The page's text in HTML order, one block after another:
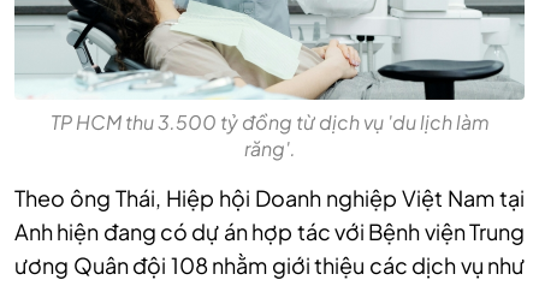
TP HCM thu 3.500 tỷ đồng từ dịch vụ 'du lịch làm
răng'.
Theo ông Thái, Hiệp hội Doanh nghiệp Việt Nam tại
Anh hiện đang có dự án hợp tác với Bệnh viện Trung
ương Quân đội 108 nhằm giới thiệu các dịch vụ như